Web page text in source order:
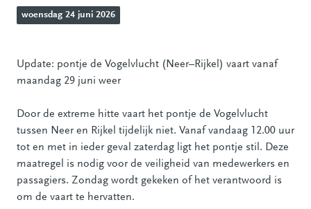
woensdag 24 juni 2026
Update: pontje de Vogelvlucht (Neer–Rijkel) vaart vanaf
maandag 29 juni weer
Door de extreme hitte vaart het pontje de Vogelvlucht
tussen Neer en Rijkel tijdelijk niet. Vanaf vandaag 12.00 uur
tot en met in ieder geval zaterdag ligt het pontje stil. Deze
maatregel is nodig voor de veiligheid van medewerkers en
passagiers. Zondag wordt gekeken of het verantwoord is
om de vaart te hervatten.